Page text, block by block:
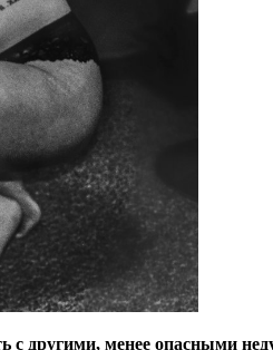
с другими, менее опасными